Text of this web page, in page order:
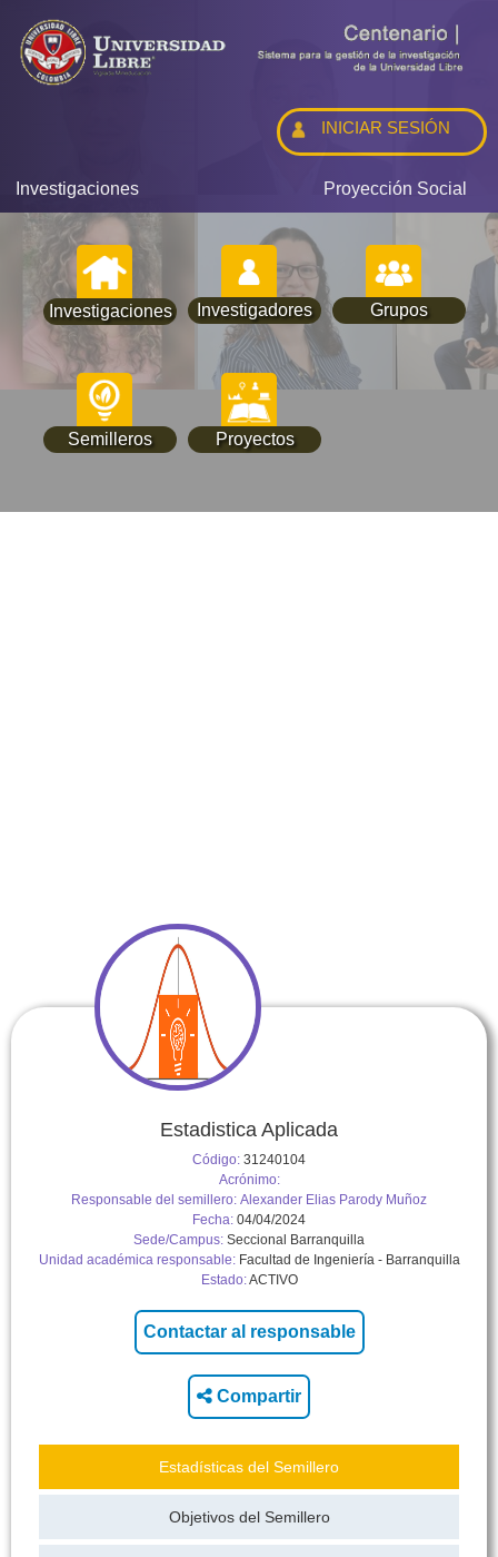
Investigaciones Proyección Social
Investigaciones Investigadores Grupos
Semilleros Proyectos
INICIAR SESIÓN
Estadistica Aplicada
Código: 31240104
Acrónimo:
Responsable del semillero: Alexander Elias Parody Muñoz
Fecha: 04/04/2024
Sede/Campus: Seccional Barranquilla
Unidad académica responsable:Facultad de Ingeniería - Barranquilla
Estado:ACTIVO
Compartir
Estadísticas del Semillero
Objetivos del Semillero